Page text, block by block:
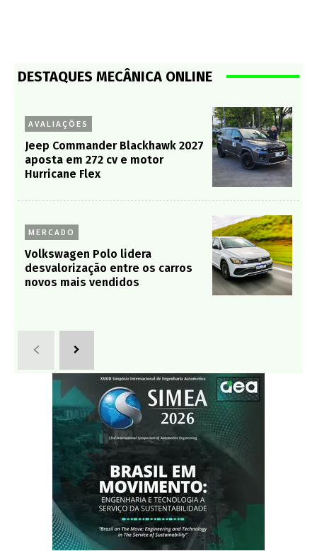
DESTAQUES MECÂNICA ONLINE
AVALIAÇÕES
Jeep Commander Blackhawk 2027
aposta em 272 cv e motor
Hurricane Flex
MERCADO
Volkswagen Polo lidera
desvalorização entre os carros
novos mais vendidos